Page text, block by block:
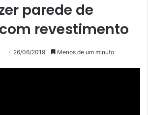
parede de
revestimento
26/06/2019 Menos de um minuto